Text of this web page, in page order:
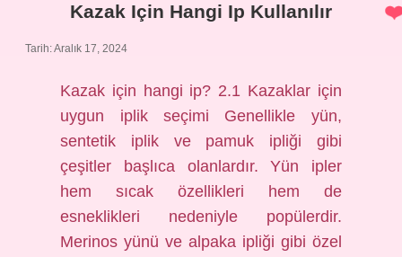
Kazak Için Hangi Ip Kullanılır
Tarih: Aralık 17, 2024
Kazak için hangi ip? 2.1 Kazaklar için
uygun iplik seçimi Genellikle yün,
sentetik iplik ve pamuk ipliği gibi
çeşitler başlıca olanlardır. Yün ipler
hem sıcak özellikleri hem de
esneklikleri nedeniyle popülerdir.
Merinos yünü ve alpaka ipliği gibi özel